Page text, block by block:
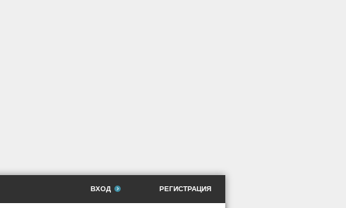
ВХОД РЕГИСТРАЦИЯ